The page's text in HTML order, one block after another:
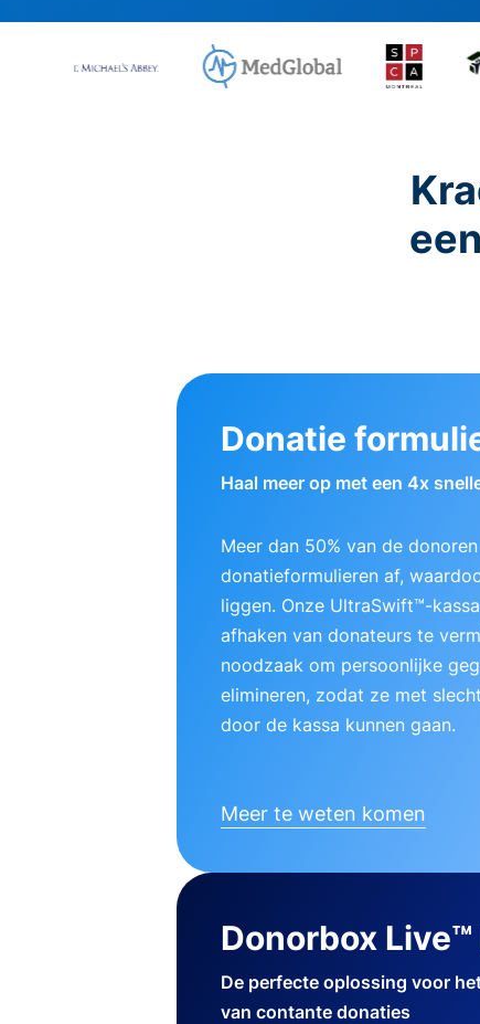
Donatie
Haal meer op met een 4x
Meer dan 50% van de
donatieformulieren af,
liggen. Onze UltraSwift™-
afhaken van donateurs te
noodzaak om persoonlijke
elimineren, zodat ze met
door de kassa kunnen gaan.
Meer te weten komen
Donorbox
De perfecte oplossing voor
van contante donaties